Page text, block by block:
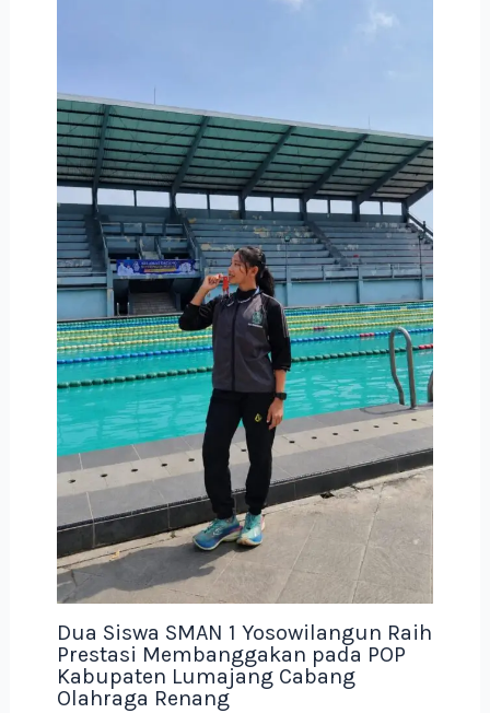
Dua Siswa SMAN 1 Yosowilangun Raih
Prestasi Membanggakan pada POP
Kabupaten Lumajang Cabang
Olahraga Renang